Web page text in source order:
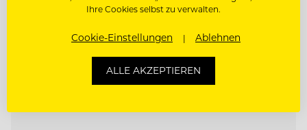
Ihre Cookies selbst zu verwalten.
Cookie-Einstellungen Ablehnen
ALLE AKZEPTIEREN